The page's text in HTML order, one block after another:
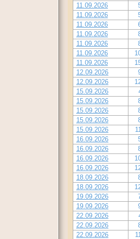
11.09.2026
11.09.2026
11.09.2026
11.09.2026
11.09.2026
11.09.2026
11.09.2026
12.09.2026
12.09.2026
15.09.2026
15.09.2026
15.09.2026
15.09.2026
15.09.2026
16.09.2026
16.09.2026
16.09.2026
16.09.2026
18.09.2026
18.09.2026
19.09.2026
19.09.2026
22.09.2026
22.09.2026
22.09.2026